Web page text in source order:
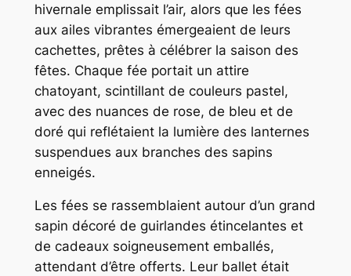
hivernale emplissait l’air, alors que les fées
aux ailes vibrantes émergeaient de leurs
cachettes, prêtes à célébrer la saison des
fêtes. Chaque fée portait un attire
chatoyant, scintillant de couleurs pastel,
avec des nuances de rose, de bleu et de
doré qui reflétaient la lumière des lanternes
suspendues aux branches des sapins
enneigés.
Les fées se rassemblaient autour d’un grand
sapin décoré de guirlandes étincelantes et
de cadeaux soigneusement emballés,
attendant d’être offerts. Leur ballet était